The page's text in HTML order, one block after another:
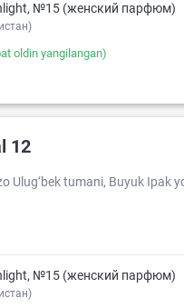
№15 (женский парфюм)
oldin yangilangan)
12
Ulug‘bek tumani, Buyuk Ipak
№15 (женский парфюм)